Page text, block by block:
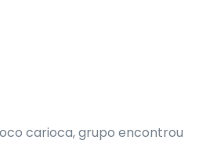
carioca, grupo encontrou